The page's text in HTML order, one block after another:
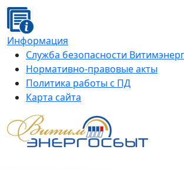
Информация
Служба безопасности
Нормативно-правовые акты
Политика работы с ПД
Карта сайта